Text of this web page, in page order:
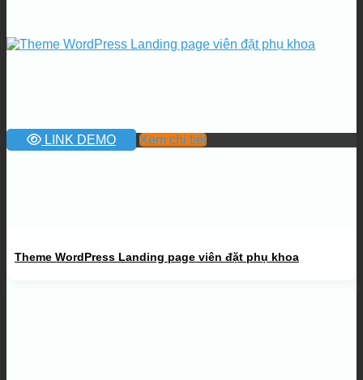
LINK DEMO Xem chi tiết
Theme WordPress Landing page viên đặt phụ khoa